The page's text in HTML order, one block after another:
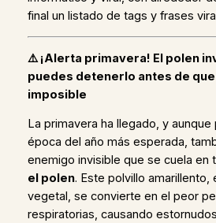
final un listado de tags y frases
⚠️ ¡Alerta primavera! El polen
puedes detenerlo antes de que
imposible
La primavera ha llegado, y aunque
época del año más esperada,
enemigo invisible que se cuela en
el polen. Este polvillo amarillento,
vegetal, se convierte en el peor
respiratorias, causando